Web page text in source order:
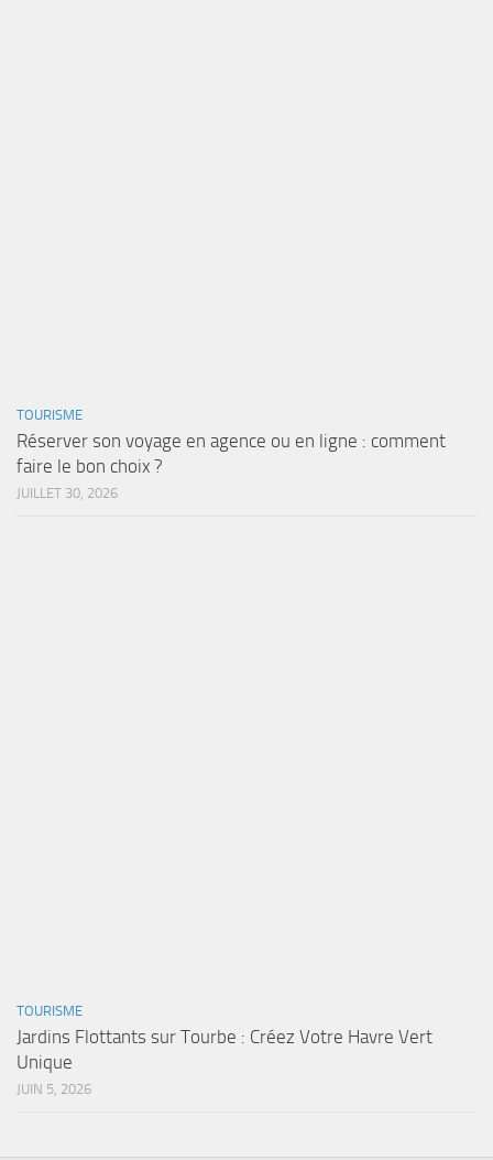
TOURISME
Réserver son voyage en agence ou en ligne : comment
faire le bon choix ?
JUILLET 30, 2026
TOURISME
Jardins Flottants sur Tourbe : Créez Votre Havre Vert
Unique
JUIN 5, 2026